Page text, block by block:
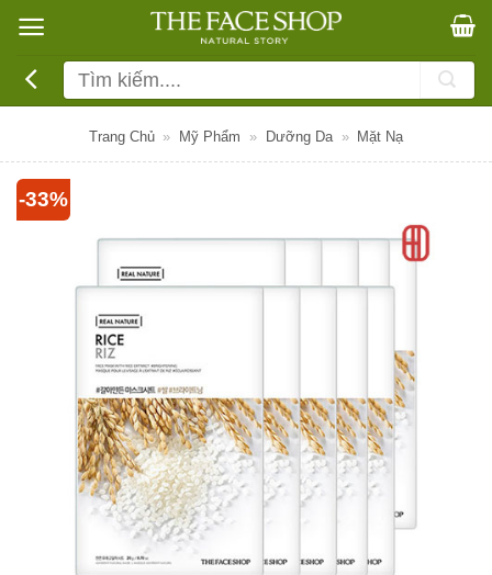
qua
dung
Tìm
kiếm:
Trang Chủ » Mỹ Phẩm » Dưỡng Da » Mặt Nạ
-33%